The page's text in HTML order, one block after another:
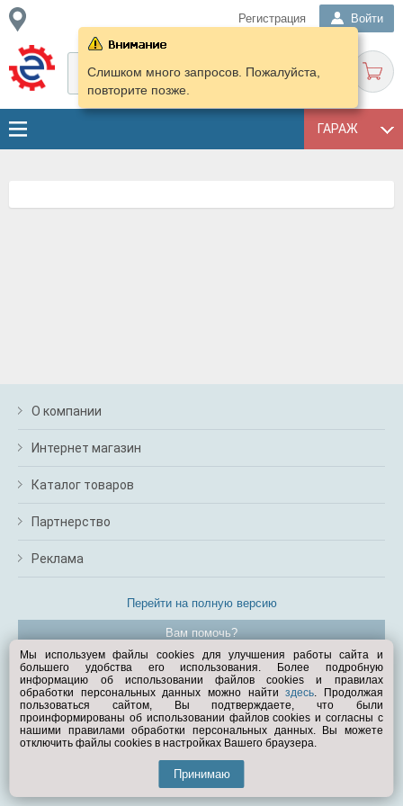
Регистрация Войти
ГАРАЖ
Слишком много запросов. Пожалуйста,
повторите позже.
О компании
Интернет магазин
Каталог товаров
Партнерство
Реклама
Перейти на полную версию
Вам помочь?
© Exist.ru 1998—2026
Мы используем файлы cookies для улучшения работы сайта и
большего удобства его использования. Более подробную
информацию об использовании файлов cookies и правилах
обработки персональных данных можно найтиздесь. Продолжая
пользоваться сайтом, Вы подтверждаете, что были
проинформированы об использовании файлов cookies и согласны с
нашими правилами обработки персональных данных. Вы можете
отключить файлы cookies в настройках Вашего браузера.
Принимаю